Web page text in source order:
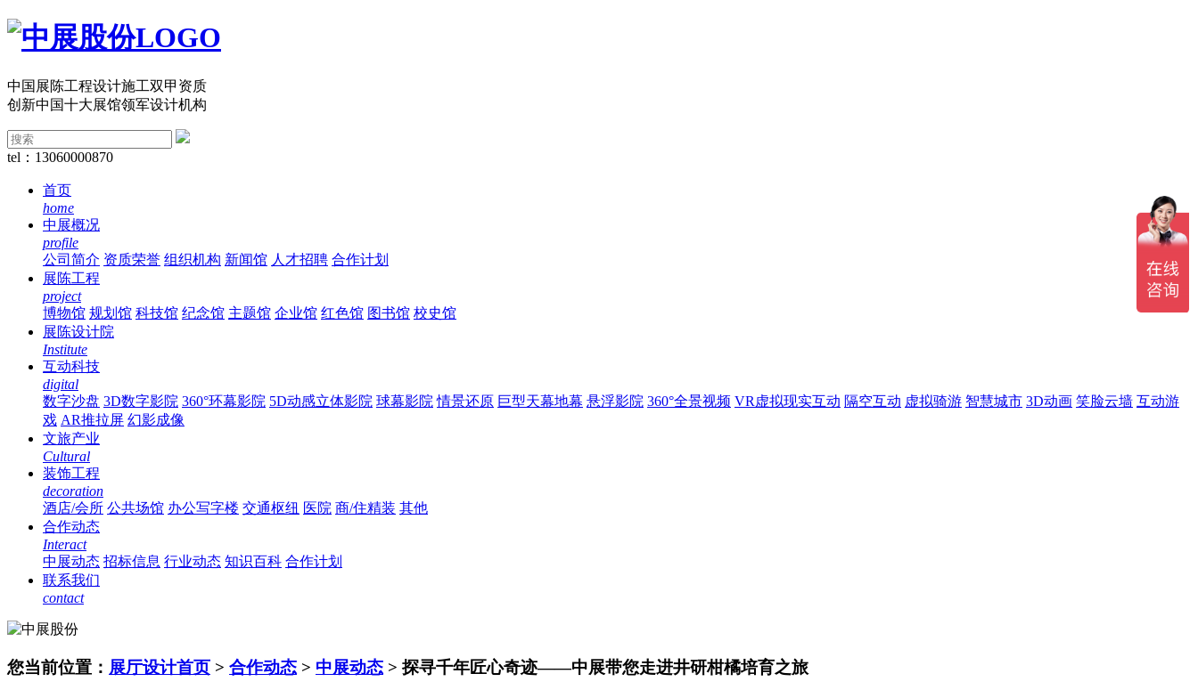
中国展陈工程设计施工双甲资质
创新中国十大展馆领军设计机构
tel：13060000870
首页
home
中展概况
profile
公司简介 资质荣誉 组织机构 新闻馆 人才招聘 合作计划
展陈工程
project
博物馆 规划馆 科技馆 纪念馆 主题馆 企业馆 红色馆 图书馆 校史馆
展陈设计院
Institute
互动科技
digital
数字沙盘 3D数字影院 360°环幕影院 5D动感立体影院 球幕影院 情景还原 巨型天幕地幕 悬浮影院 360°全景视频 VR虚拟现实互动 隔空互动 虚拟骑游 智慧城市 3D动画 笑脸云墙 互动游
戏 AR推拉屏 幻影成像
文旅产业
Cultural
装饰工程
decoration
酒店/会所 公共场馆 办公写字楼 交通枢纽 医院 商/住精装 其他
合作动态
Interact
中展动态 招标信息 行业动态 知识百科 合作计划
联系我们
contact
您当前位置： 展厅设计首页 > 合作动态 > 中展动态 > 探寻千年匠心奇迹——中展带您走进井研柑橘培育之旅